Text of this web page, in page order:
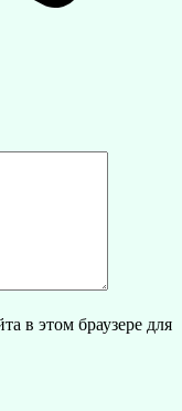
в этом браузере для